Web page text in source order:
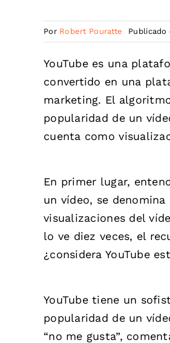
Por Robert Pouratte Publicado
YouTube es una
convertido en una
marketing. El
popularidad de un
cuenta como
En primer lugar,
un vídeo, se
visualizaciones del
lo ve diez veces, el
¿considera YouTube
YouTube tiene un
popularidad de un
“no me gusta”,